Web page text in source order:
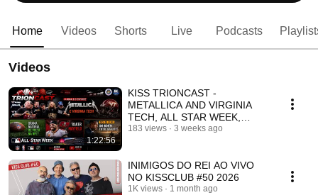
Home Videos Shorts Live Podcasts
Videos
1:22:56
KISS TRIONCAST -
METALLICA AND VIRGINIA
TECH, ALL STAR WEEK,
NATURAL GRASS BACK IN
183 views 3 weeks ago
INIMIGOS DO REI AO VIVO
NO KISSCLUB #50 2026
1K views 1 month ago